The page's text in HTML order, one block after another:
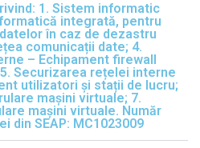
1. Sistem informatic
integrată, pentru
în caz de dezastru
comunicații date; 4.
– Echipament firewall
Securizarea rețelei interne
utilizatori și stații de lucru;
mașini virtuale; 7.
mașini virtuale. Număr
din SEAP: MC1023009